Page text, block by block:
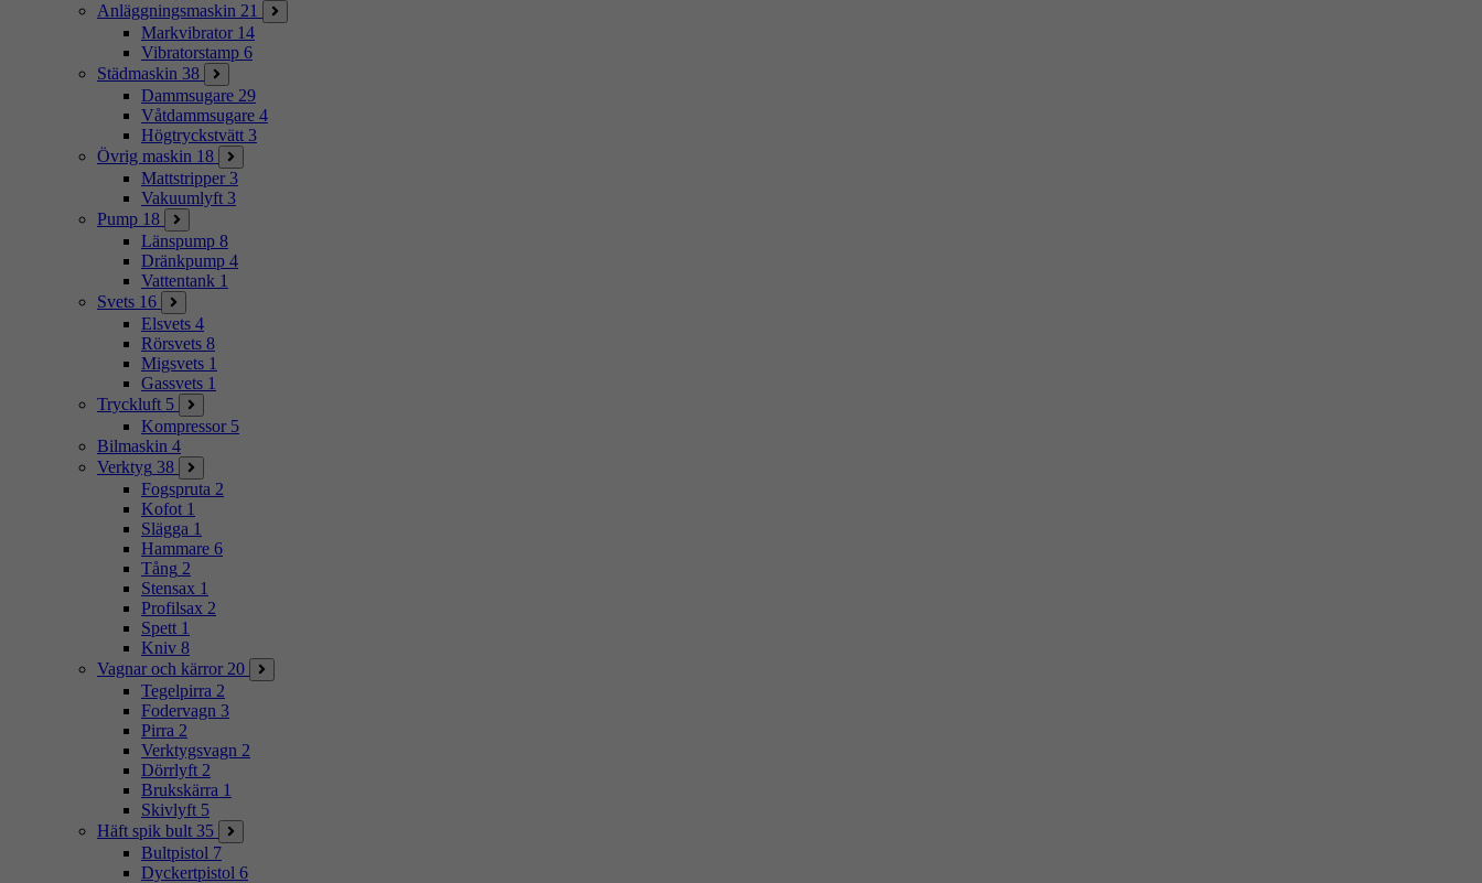
Anläggningsmaskin 21
Markvibrator 14
Vibratorstamp 6
Städmaskin 38
Dammsugare 29
Våtdammsugare 4
Högtryckstvätt 3
Övrig maskin 18
Mattstripper 3
Vakuumlyft 3
Pump 18
Länspump 8
Dränkpump 4
Vattentank 1
Svets 16
Elsvets 4
Rörsvets 8
Migsvets 1
Gassvets 1
Tryckluft 5
Kompressor 5
Bilmaskin 4
Verktyg 38
Fogspruta 2
Kofot 1
Slägga 1
Hammare 6
Tång 2
Stensax 1
Profilsax 2
Spett 1
Kniv 8
Vagnar och kärror 20
Tegelpirra 2
Fodervagn 3
Pirra 2
Verktygsvagn 2
Dörrlyft 2
Brukskärra 1
Skivlyft 5
Häft spik bult 35
Bultpistol 7
Dyckertpistol 6